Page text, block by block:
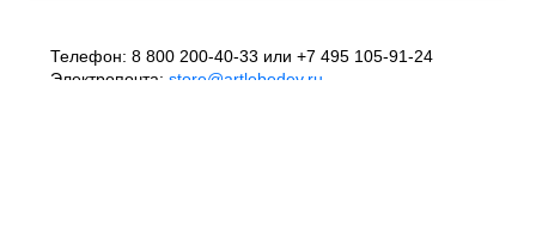
Телефон: 8 800 200-40-33 или +7 495 105-91-24
Электропочта: store@artlebedev.ru